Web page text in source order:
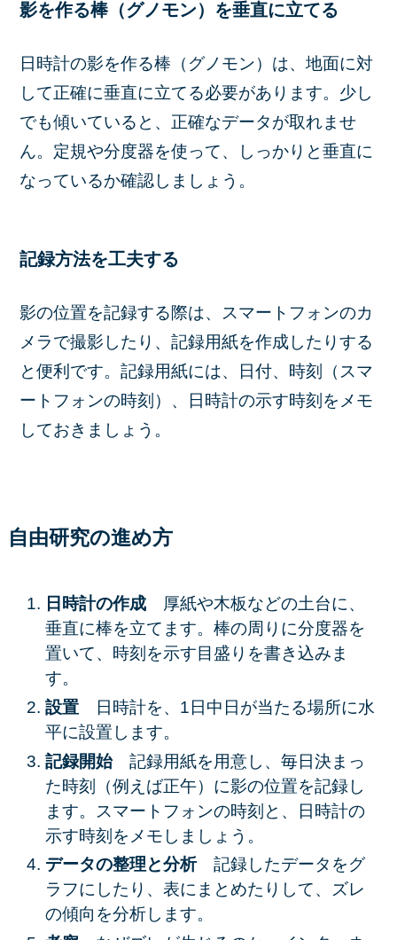
影を作る棒（グノモン）を垂直に立てる
日時計の影を作る棒（グノモン）は、地面に対
して正確に垂直に立てる必要があります。少し
でも傾いていると、正確なデータが取れませ
ん。定規や分度器を使って、しっかりと垂直に
なっているか確認しましょう。
記録方法を工夫する
影の位置を記録する際は、スマートフォンのカ
メラで撮影したり、記録用紙を作成したりする
と便利です。記録用紙には、日付、時刻（スマ
ートフォンの時刻）、日時計の示す時刻をメモ
しておきましょう。
自由研究の進め方
日時計の作成
厚紙や木板などの土台に、
垂直に棒を立てます。棒の周りに分度器を
置いて、時刻を示す目盛りを書き込みま
す。
設置
日時計を、1日中日が当たる場所に水
平に設置します。
記録開始 記録用紙を用意し、毎日決まっ
た時刻（例えば正午）に影の位置を記録し
ます。スマートフォンの時刻と、日時計の
示す時刻をメモしましょう。
データの整理と分析 記録したデータをグ
ラフにしたり、表にまとめたりして、ズレ
の傾向を分析します。